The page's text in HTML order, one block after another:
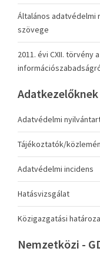
Általános adatvédelmi
szövege
2011. évi CXII.
Adatkezelőknek
Adatvédelmi
Tájékoztatók/
Adatvédelmi incidens
Hatásvizsgálat
Közigazgatási
Nemzetközi -